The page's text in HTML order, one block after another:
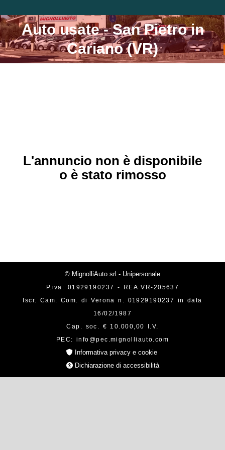
Auto usate - San Pietro in
Cariano (VR)
Tu sei qui:
L'annuncio non è disponibile
o è stato rimosso
© MignolliAuto srl - Unipersonale
P.iva: 01929190237 - REA VR-205637
Iscr. Cam. Com. di Verona n. 01929190237 in data
16/02/1987
Cap. soc. € 10.000,00 I.V.
PEC: info@pec.mignolliauto.com
Informativa privacy e cookie
Dichiarazione di accessibilità